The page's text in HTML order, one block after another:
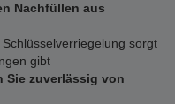
Nachfüllen aus
sorgt
gibt
Sie zuverlässig von